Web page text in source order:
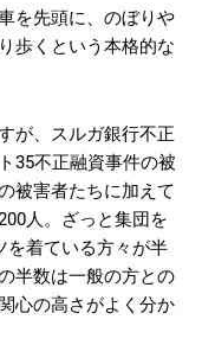
を先頭に、のぼりや
歩くという本格的な
が、スルガ銀行不正
35不正融資事件の被
被害者たちに加えて
人。ざっと集団を
を着ている方々が半
半数は一般の方との
心の高さがよく分か